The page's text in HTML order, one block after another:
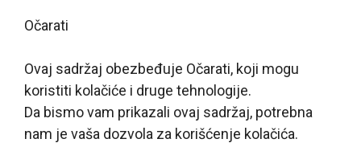
Očarati
Ovaj sadržaj obezbeđuje Očarati, koji mogu
koristiti kolačiće i druge tehnologije.
Da bismo vam prikazali ovaj sadržaj, potrebna
nam je vaša dozvola za korišćenje kolačića.